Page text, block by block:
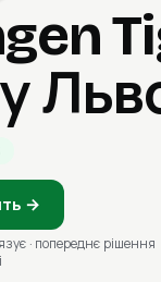
→
· попереднє рішення